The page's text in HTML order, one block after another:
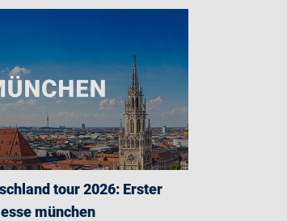
tour 2026: Erster
münchen